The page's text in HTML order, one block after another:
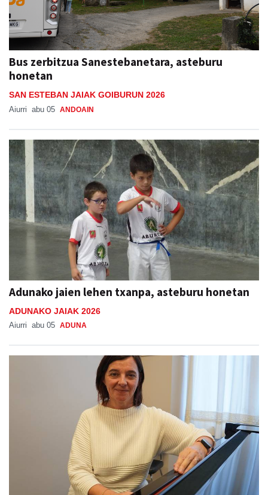
Bus zerbitzua Sanestebanetara, asteburu
honetan
SAN ESTEBAN JAIAK GOIBURUN 2026
Aiurri abu 05 ANDOAIN
Adunako jaien lehen txanpa, asteburu honetan
ADUNAKO JAIAK 2026
Aiurri abu 05 ADUNA